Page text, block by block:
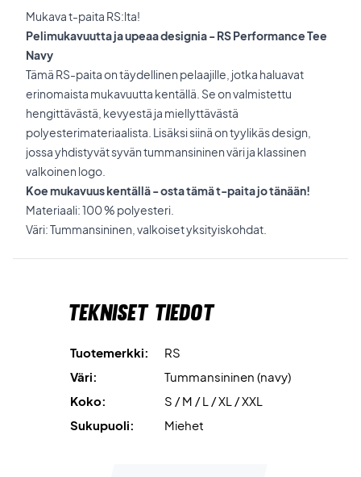
Mukava t-paita RS:lta!
Pelimukavuutta ja upeaa designia - RS Performance Tee
Navy
Tämä RS-paita on täydellinen pelaajille, jotka haluavat
erinomaista mukavuutta kentällä. Se on valmistettu
hengittävästä, kevyestä ja miellyttävästä
polyesterimateriaalista. Lisäksi siinä on tyylikäs design,
jossa yhdistyvät syvän tummansininen väri ja klassinen
valkoinen logo.
Koe mukavuus kentällä - osta tämä t-paita jo tänään!
Materiaali: 100 % polyesteri.
Väri: Tummansininen, valkoiset yksityiskohdat.
Tekniset tiedot
Tuotemerkki:
RS
Väri:
Tummansininen (navy)
Koko:
S / M / L / XL / XXL
Sukupuoli:
Miehet